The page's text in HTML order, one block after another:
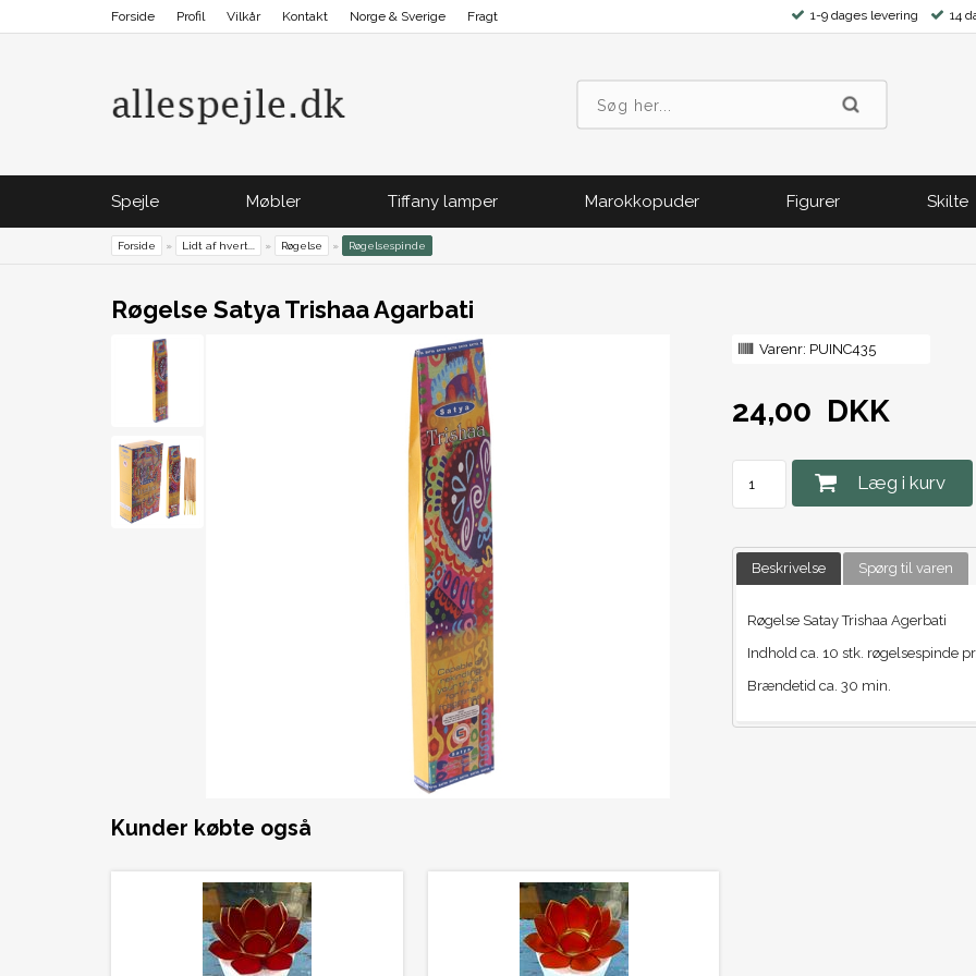
1-9 dages levering 14
Forside Profil Vilkår Kontakt Norge & Sverige Fragt
Spejle Møbler Tiffany lamper Marokkopuder Figurer Skilte
Forside » Lidt af hvert... » Røgelse » Røgelsespinde
Røgelse Satya Trishaa Agarbati
Varenr: PUINC435
24,00 DKK
Læg i kurv
Beskrivelse Spørg til varen
Røgelse Satay Trishaa Agerbati
Indhold ca. 10 stk. røgelsespinde
Brændetid ca. 30 min.
Kunder købte også